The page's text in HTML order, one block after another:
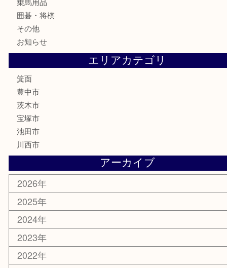
釣り道具
楽器
香水
化粧品
銀貨
レアメタル
ホビー
乗馬用品
囲碁・将棋
その他
お知らせ
エリアカテゴリ
箕面
豊中市
茨木市
宝塚市
池田市